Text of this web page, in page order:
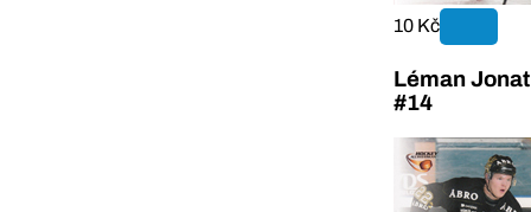
10 Kč
Léman
#14